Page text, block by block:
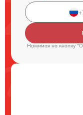
Нажимая на кнопку